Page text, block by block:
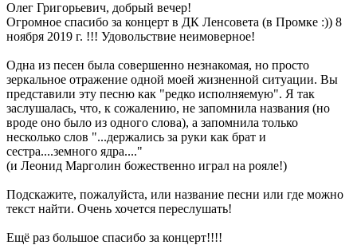
Олег Григорьевич, добрый вечер!
Огромное спасибо за концерт в ДК Ленсовета (в Промке :)) 8
ноября 2019 г. !!! Удовольствие неимоверное!
Одна из песен была совершенно незнакомая, но просто
зеркальное отражение одной моей жизненной ситуации. Вы
представили эту песню как "редко исполняемую". Я так
заслушалась, что, к сожалению, не запомнила названия (но
вроде оно было из одного слова), а запомнила только
несколько слов "...держались за руки как брат и
сестра....земного ядра...."
(и Леонид Марголин божественно играл на рояле!)
Подскажите, пожалуйста, или название песни или где можно
текст найти. Очень хочется переслушать!
Ещё раз большое спасибо за концерт!!!!